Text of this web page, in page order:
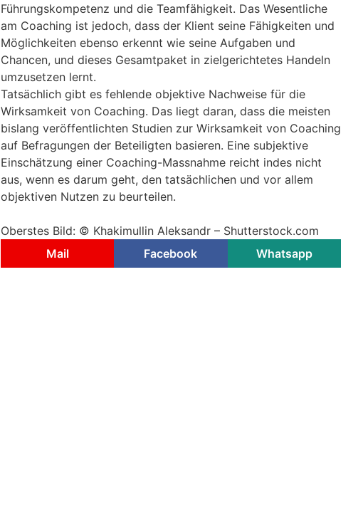
Führungskompetenz und die Teamfähigkeit. Das Wesentliche
am Coaching ist jedoch, dass der Klient seine Fähigkeiten und
Möglichkeiten ebenso erkennt wie seine Aufgaben und
Chancen, und dieses Gesamtpaket in zielgerichtetes Handeln
umzusetzen lernt.
Tatsächlich gibt es fehlende objektive Nachweise für die
Wirksamkeit von Coaching. Das liegt daran, dass die meisten
bislang veröffentlichten Studien zur Wirksamkeit von Coaching
auf Befragungen der Beteiligten basieren. Eine subjektive
Einschätzung einer Coaching-Massnahme reicht indes nicht
aus, wenn es darum geht, den tatsächlichen und vor allem
objektiven Nutzen zu beurteilen.
Oberstes Bild: © Khakimullin Aleksandr – Shutterstock.com
Mail
Facebook Whatsapp